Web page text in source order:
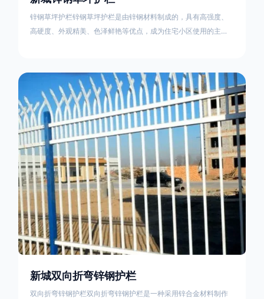
锌钢草坪护栏锌钢草坪护栏是由锌钢材料制成的，具有高强度、
高硬度、外观精美、色泽鲜艳等优点，成为住宅小区使用的主流
的使用方法主要是应用在人员行走的边界处，这就需要锌钢草坪
护栏产品的表面设计较为圆滑，减少人员不小心碰触锌钢草坪护
栏产品的伤害值。在安装前，土木建筑为砖砌或混凝土浇筑奠定
了的基础
新城双向折弯锌钢护栏
双向折弯锌钢护栏双向折弯锌钢护栏是一种采用锌合金材料制作